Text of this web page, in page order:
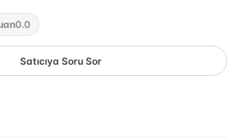
0.0
Satıcıya Soru Sor